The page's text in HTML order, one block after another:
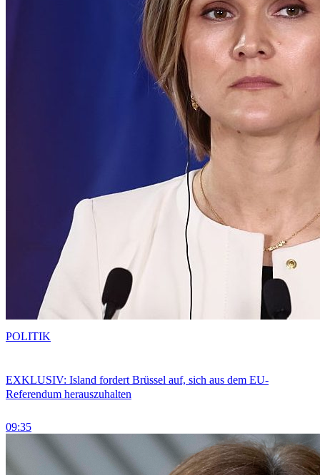
EXKLUSIV: Island fordert Brüssel auf, sich aus dem EU-
Referendum herauszuhalten
09:35
POLITIK